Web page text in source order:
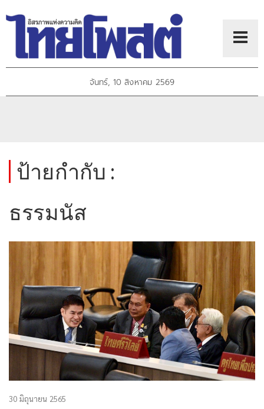
จันทร์, 10 สิงหาคม 2569
ป้ายกำกับ :
ธรรมนัส
30 มิถุนายน 2565